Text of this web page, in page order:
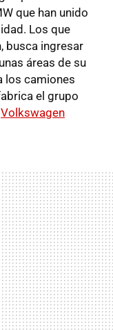
que han unido
Los que
busca ingresar
áreas de su
los camiones
el grupo
Volkswagen